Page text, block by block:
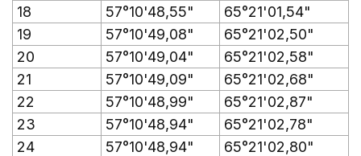
18
57°10'48,55"
65°21'01,54"
19
57°10'49,08"
65°21'02,50"
20
57°10'49,04"
65°21'02,58"
21
57°10'49,09"
65°21'02,68"
22
57°10'48,99"
65°21'02,87"
23
57°10'48,94"
65°21'02,78"
24
57°10'48,94"
65°21'02,80"